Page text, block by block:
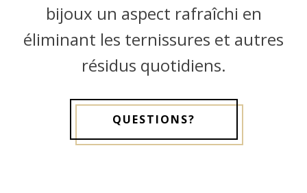
bijoux un aspect rafraîchi en
éliminant les ternissures et autres
résidus quotidiens.
QUESTIONS?